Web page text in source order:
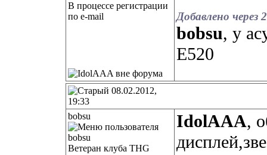
В процессе регистрации
по e-mail
Добавлено через
bobsu, у
E520
08.02.2012,
19:33
bobsu
Ветеран клуба THG
IdolAAA,